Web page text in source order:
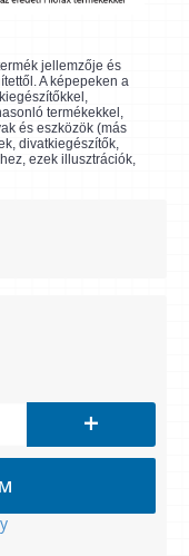
jellemzője és
A képepeken a
termékekkel,
és eszközök (más
divatkiegészítők,
ezek illusztrációk,
+